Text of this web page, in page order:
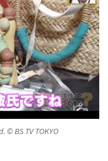
© BS TV TOKYO